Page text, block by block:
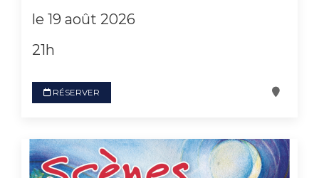
le 19 août 2026
21h
RÉSERVER